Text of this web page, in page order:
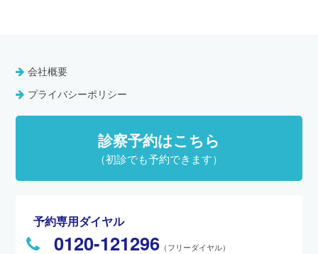
会社概要
プライバシーポリシー
診察予約はこちら
（初診でも予約できます）
予約専用ダイヤル
0120-121296 （フリーダイヤル）